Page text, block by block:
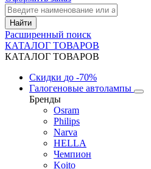
Расширенный поиск
КАТАЛОГ ТОВАРОВ
КАТАЛОГ ТОВАРОВ
Скидки до -70%
Галогеновые автолампы
Бренды
Osram
Philips
Narva
HELLA
Чемпион
Koito